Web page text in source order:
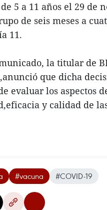
5 a 11 años el 29 de
de seis meses a
11.
la titular de
que dicha
evaluar los aspectos
y calidad de
#vacuna #COVID-19